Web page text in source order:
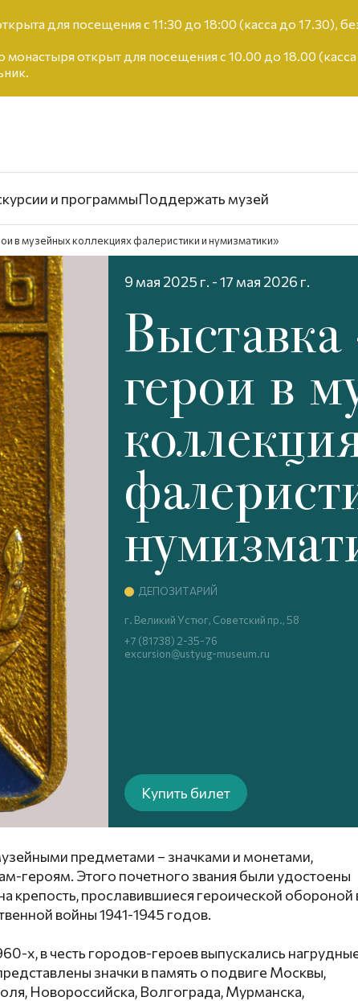
для посещения с 11:30 до 18:00 (касса до 17.30),
открыт для посещения с 10.00 до 18.00 (касса
и программыПоддержать музей
в музейных коллекциях фалеристики и нумизматики»
9 мая 2025 г. - 17 мая 2026 г.
герои в
ДЕПОЗИТАРИЙ
г. Великий Устюг, Советский пр., 58
+7 (81738) 2-35-76
excursion@ustyug-museum.ru
Купить билет
предметами – значками и монетами,
героям. Этого почетного звания были удостоены
крепость, прославившиеся героической обороной
войны 1941-1945 годов.
х, в честь городов-героев выпускались
значки в память о подвиге Москвы,
Новороссийска, Волгограда, Мурманска,